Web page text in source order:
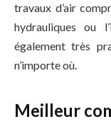
travaux d’air
hydrauliques ou
également très
n’importe où.
Meilleur